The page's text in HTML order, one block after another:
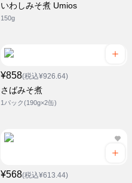
いわしみそ煮 Umios
150g
¥858(税込¥926.64)
さばみそ煮
1パック(190g×2缶)
¥568(税込¥613.44)